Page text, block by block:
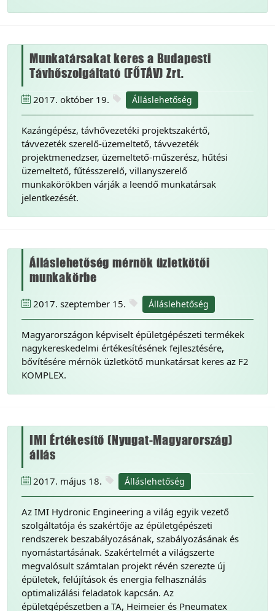
Munkatársakat keres a Budapesti
Távhőszolgáltató (FŐTÁV) Zrt.
2017. október 19. Álláslehetőség
Kazángépész, távhővezetéki projektszakértő,
távvezeték szerelő-üzemeltető, távvezeték
projektmenedzser, üzemeltető-műszerész, hűtési
üzemeltető, fűtésszerelő, villanyszerelő
munkakörökben várják a leendő munkatársak
jelentkezését.
Álláslehetőség mérnök üzletkötői
munkakörbe
2017. szeptember 15. Álláslehetőség
Magyarországon képviselt épületgépészeti termékek
nagykereskedelmi értékesítésének fejlesztésére,
bővítésére mérnök üzletkötő munkatársat keres az F2
KOMPLEX.
IMI Értékesítő (Nyugat-Magyarország)
állás
2017. május 18. Álláslehetőség
Az IMI Hydronic Engineering a világ egyik vezető
szolgáltatója és szakértője az épületgépészeti
rendszerek beszabályozásának, szabályozásának és
nyomástartásának. Szakértelmét a világszerte
megvalósult számtalan projekt révén szerezte új
épületek, felújítások és energia felhasználás
optimalizálási feladatok kapcsán. Az
épületgépészetben a TA, Heimeier és Pneumatex